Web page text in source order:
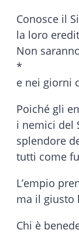
Conosce il
la loro
Non
*
e nei giorni
Poiché gli
i nemici del
splendore
tutti come
L’empio
ma il giusto
Chi è